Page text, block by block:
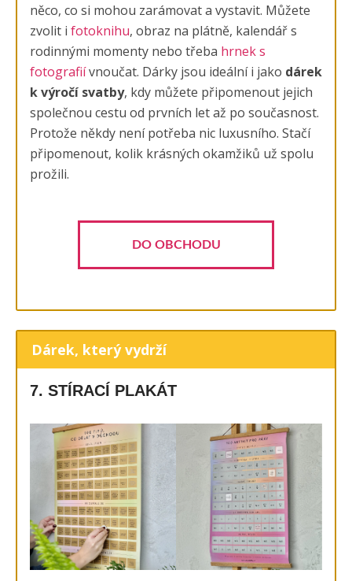
něco, co si mohou zarámovat a vystavit. Můžete
zvolit i fotoknihu, obraz na plátně, kalendář s
rodinnými momenty nebo třeba hrnek s
fotografiívnoučat. Dárky jsou ideální i jako dárek
k výročí svatby, kdy můžete připomenout jejich
společnou cestu od prvních let až po současnost.
Protože někdy není potřeba nic luxusního. Stačí
připomenout, kolik krásných okamžiků už spolu
prožili.
DO OBCHODU
Dárek, který vydrží
7. STÍRACÍ PLAKÁT